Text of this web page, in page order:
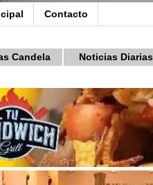
Contacto
Candela Noticias Diarias